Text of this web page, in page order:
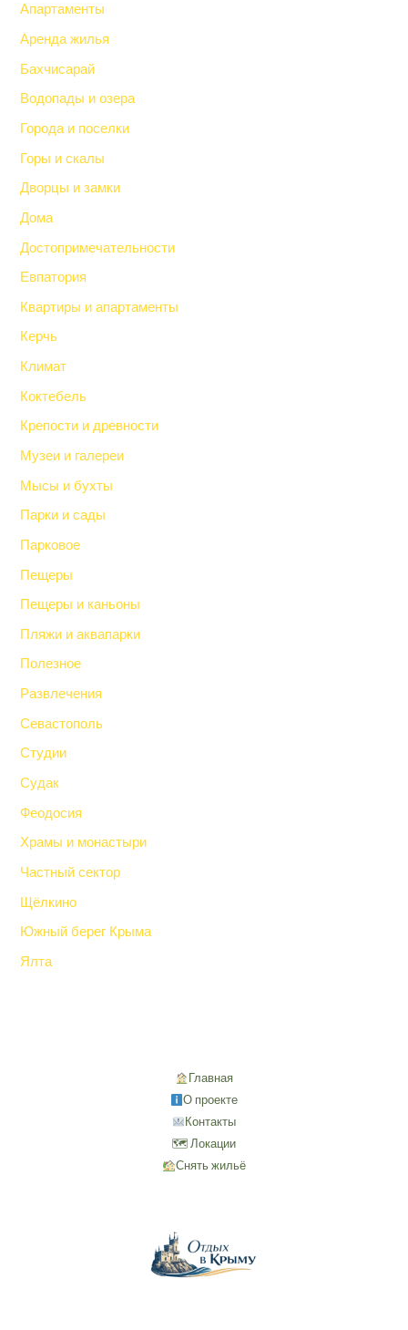
Апартаменты
Аренда жилья
Бахчисарай
Водопады и озера
Города и поселки
Горы и скалы
Дворцы и замки
Дома
Достопримечательности
Евпатория
Квартиры и апартаменты
Керчь
Климат
Коктебель
Крепости и древности
Музеи и галереи
Мысы и бухты
Парки и сады
Парковое
Пещеры
Пещеры и каньоны
Пляжи и аквапарки
Полезное
Развлечения
Севастополь
Студии
Судак
Феодосия
Храмы и монастыри
Частный сектор
Щёлкино
Южный берег Крыма
Ялта
Главная
О проекте
Контакты
🗺 Локации
Снять жильё